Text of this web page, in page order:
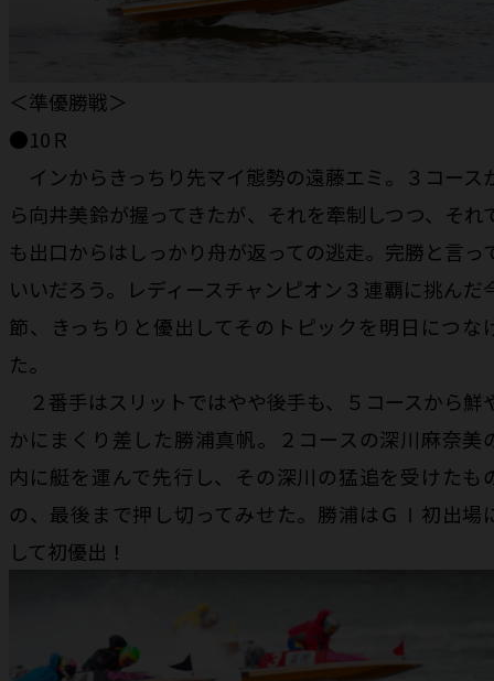
＜準優勝戦＞
●10Ｒ
インからきっちり先マイ態勢の遠藤エミ。３コース
ら向井美鈴が握ってきたが、それを牽制しつつ、それ
も出口からはしっかり舟が返っての逃走。完勝と言っ
いいだろう。レディースチャンピオン３連覇に挑んだ
節、きっちりと優出してそのトピックを明日につな
た。
２番手はスリットではやや後手も、５コースから鮮
かにまくり差した勝浦真帆。２コースの深川麻奈美
内に艇を運んで先行し、その深川の猛追を受けたも
の、最後まで押し切ってみせた。勝浦はＧⅠ初出場
して初優出！